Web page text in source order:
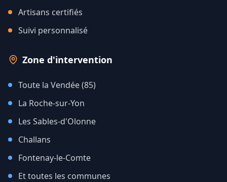
Artisans certifiés
Suivi personnalisé
Zone d'intervention
Toute la Vendée (85)
La Roche-sur-Yon
Les Sables-d'Olonne
Challans
Fontenay-le-Comte
Et toutes les communes